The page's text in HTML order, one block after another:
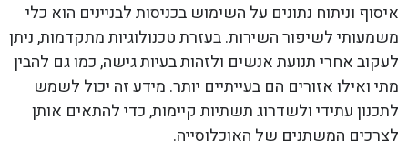
איסוף וניתוח נתונים על השימוש בכניסות לבניינים הוא כלי
משמעותי לשיפור השירות. בעזרת טכנולוגיות מתקדמות, ניתן
לעקוב אחרי תנועת אנשים ולזהות בעיות גישה, כמו גם להבין
מתי ואילו אזורים הם בעייתיים יותר. מידע זה יכול לשמש
לתכנון עתידי ולשדרוג תשתיות קיימות, כדי להתאים אותן
לצרכים המשתנים של האוכלוסייה.